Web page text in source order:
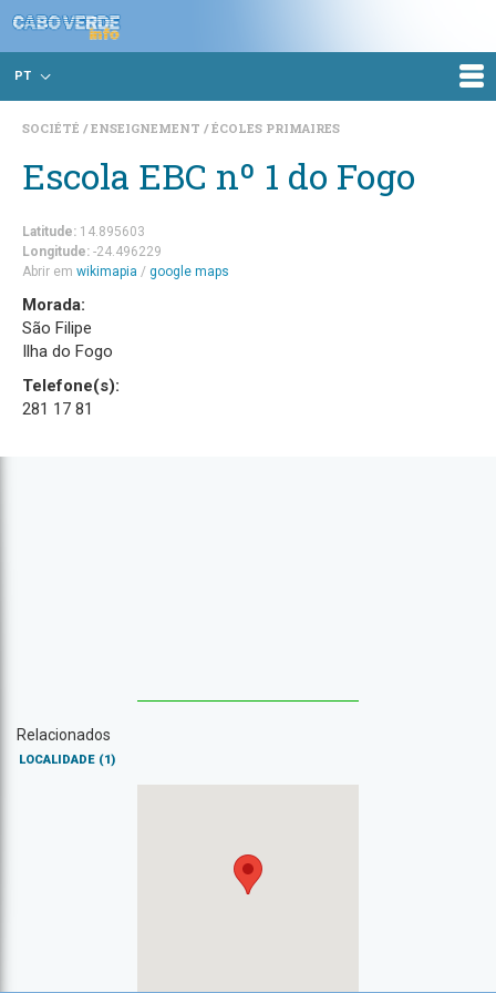
PT
SOCIÉTÉ ENSEIGNEMENT ÉCOLES PRIMAIRES
Escola EBC nº 1 do Fogo
Latitude: 14.895603
Longitude: -24.496229
Abrir em wikimapia / google maps
Morada:
São Filipe
Ilha do Fogo
Telefone(s):
281 17 81
Relacionados
LOCALIDADE (1)